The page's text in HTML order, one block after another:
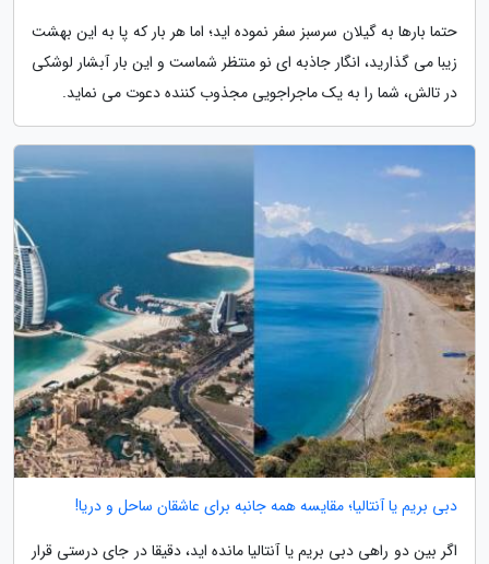
حتما بارها به گیلان سرسبز سفر نموده اید؛ اما هر بار که پا به این بهشت
زیبا می گذارید، انگار جاذبه ای نو منتظر شماست و این بار آبشار لوشکی
در تالش، شما را به یک ماجراجویی مجذوب کننده دعوت می نماید.
دبی بریم یا آنتالیا؛ مقایسه همه جانبه برای عاشقان ساحل و دریا!
اگر بین دو راهی دبی بریم یا آنتالیا مانده اید، دقیقا در جای درستی قرار